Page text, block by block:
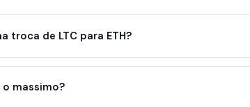
troca de LTC para ETH?
massimo?